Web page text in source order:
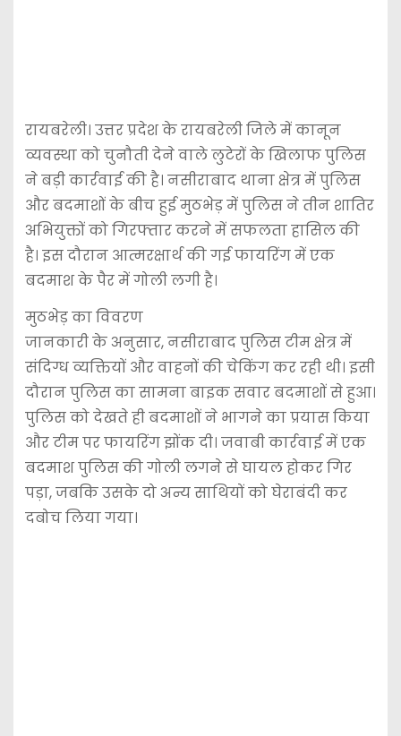
​रायबरेली। उत्तर प्रदेश के रायबरेली जिले में कानून
व्यवस्था को चुनौती देने वाले लुटेरों के खिलाफ पुलिस
ने बड़ी कार्रवाई की है। नसीराबाद थाना क्षेत्र में पुलिस
और बदमाशों के बीच हुई मुठभेड़ में पुलिस ने तीन शातिर
अभियुक्तों को गिरफ्तार करने में सफलता हासिल की
है। इस दौरान आत्मरक्षार्थ की गई फायरिंग में एक
बदमाश के पैर में गोली लगी है।
​मुठभेड़ का विवरण
​जानकारी के अनुसार, नसीराबाद पुलिस टीम क्षेत्र में
संदिग्ध व्यक्तियों और वाहनों की चेकिंग कर रही थी। इसी
दौरान पुलिस का सामना बाइक सवार बदमाशों से हुआ।
पुलिस को देखते ही बदमाशों ने भागने का प्रयास किया
और टीम पर फायरिंग झोंक दी। जवाबी कार्रवाई में एक
बदमाश पुलिस की गोली लगने से घायल होकर गिर
पड़ा, जबकि उसके दो अन्य साथियों को घेराबंदी कर
दबोच लिया गया।